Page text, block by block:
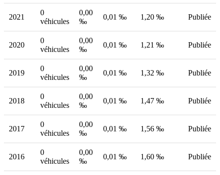
2021
0
véhicules
0,00
‰
0,01 ‰ 1,20 ‰ Publiée
2020
0
véhicules
0,00
‰
0,01 ‰ 1,21 ‰ Publiée
2019
0
véhicules
0,00
‰
0,01 ‰ 1,32 ‰ Publiée
2018
0
véhicules
0,00
‰
0,01 ‰ 1,47 ‰ Publiée
2017
0
véhicules
0,00
‰
0,01 ‰ 1,56 ‰ Publiée
2016
0
véhicules
0,00
‰
0,01 ‰ 1,60 ‰ Publiée